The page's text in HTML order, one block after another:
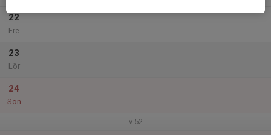
22
Fre
23
Lör
24
Sön
v.52